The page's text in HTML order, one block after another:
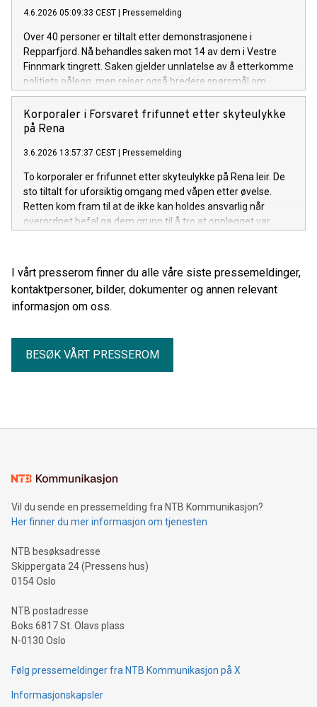
4.6.2026 05:09:33 CEST Pressemelding
Over 40 personer er tiltalt etter demonstrasjonene i
Repparfjord. Nå behandles saken mot 14 av dem i Vestre
Finnmark tingrett. Saken gjelder unnlatelse av å etterkomme
politiets pålegg, men reiser også bredere spørsmål om
rettsvern for urfolk og natur, sier advokat Olaf Halvorsen
Rønning i Elden Advokatfirma.
Korporaler i Forsvaret frifunnet etter skyteulykke
på Rena
3.6.2026 13:57:37 CEST Pressemelding
To korporaler er frifunnet etter skyteulykke på Rena leir. De
sto tiltalt for uforsiktig omgang med våpen etter øvelse.
Retten kom fram til at de ikke kan holdes ansvarlig når
overordnet befal ga dem grunn til å tro at opplegget var
I vårt presserom finner du alle våre siste pressemeldinger,
kontaktpersoner, bilder, dokumenter og annen relevant
informasjon om oss.
BESØK VÅRT PRESSEROM
Vil du sende en pressemelding fra NTB Kommunikasjon?
Her finner du mer informasjon om tjenesten
NTB besøksadresse
Skippergata 24 (Pressens hus)
0154 Oslo
NTB postadresse
Boks 6817 St. Olavs plass
N-0130 Oslo
Følg pressemeldinger fra NTB Kommunikasjon på X
Informasjonskapsler